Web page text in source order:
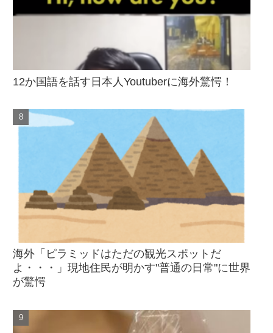
12か国語を話す日本人Youtuberに海外驚愕！
海外「ピラミッドはただの観光スポットだ
よ・・・」現地住民が明かす"普通の日常"に世界
が驚愕